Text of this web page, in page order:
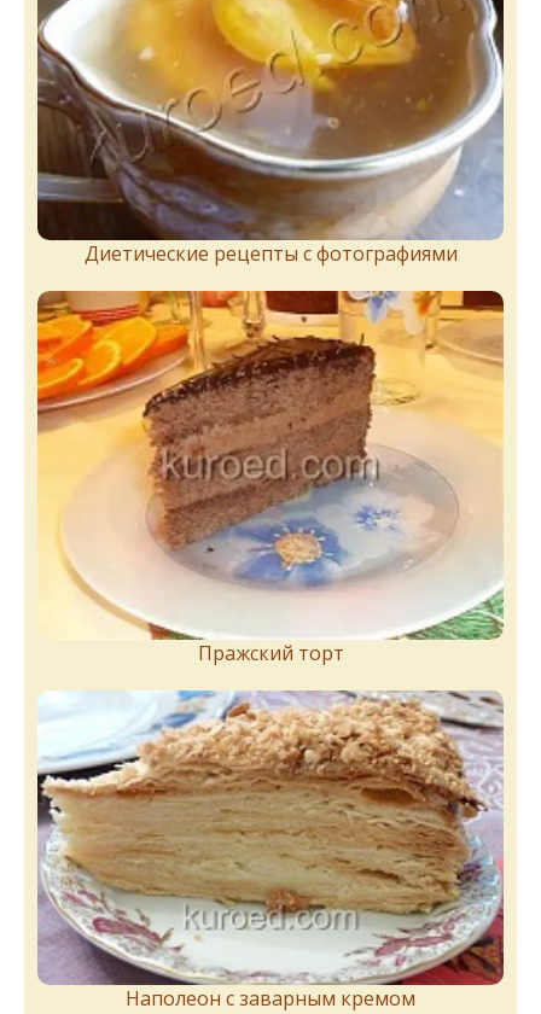
Диетические рецепты с фотографиями
Пражский торт
Наполеон с заварным кремом